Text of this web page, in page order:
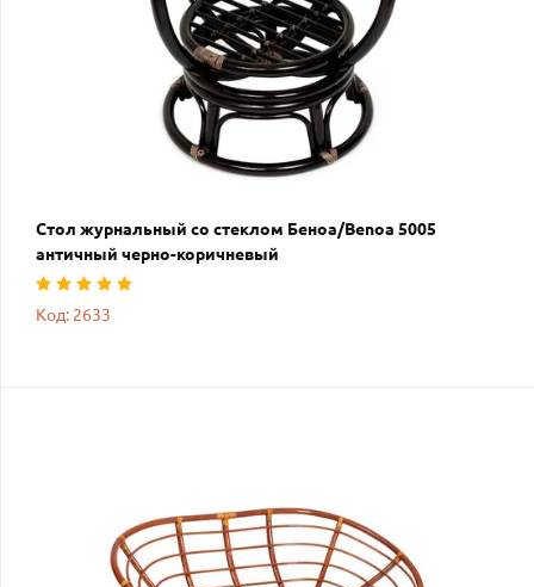
Стол журнальный со стеклом Беноа/Benoa 5005
античный черно-коричневый
Код: 2633